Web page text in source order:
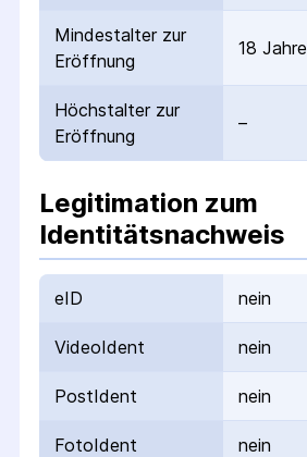
Mindestalter zur
Eröffnung
18 Jahre
Höchstalter zur
Eröffnung
–
Legitimation zum
Identitätsnachweis
eID nein
VideoIdent nein
PostIdent nein
FotoIdent nein